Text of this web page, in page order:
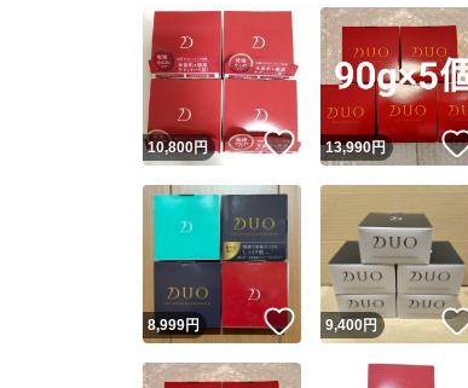
10,800円 いいね！
13,990円
8,999円 いいね！
9,400円